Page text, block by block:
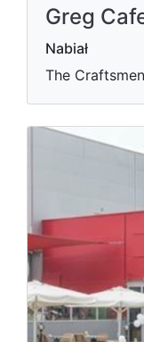
Greg
Nabiał
The